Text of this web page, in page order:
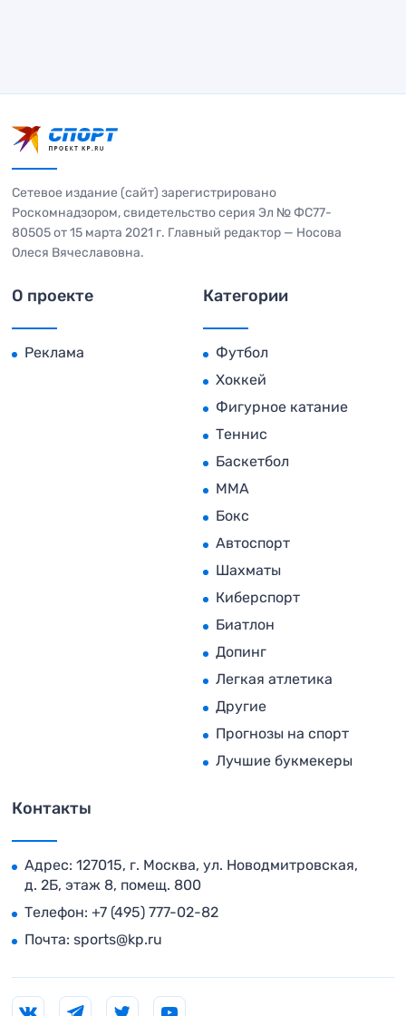
Сетевое издание (сайт) зарегистрировано
Роскомнадзором, свидетельство серия Эл № ФС77-
80505 от 15 марта 2021 г. Главный редактор — Носова
Олеся Вячеславовна.
О проекте
Реклама
Категории
Футбол
Хоккей
Фигурное катание
Теннис
Баскетбол
MMA
Бокс
Автоспорт
Шахматы
Киберспорт
Биатлон
Допинг
Легкая атлетика
Другие
Прогнозы на спорт
Лучшие букмекеры
Контакты
Адрес: 127015, г. Москва, ул. Новодмитровская,
д. 2Б, этаж 8, помещ. 800
Телефон: +7 (495) 777-02-82
Почта: sports@kp.ru